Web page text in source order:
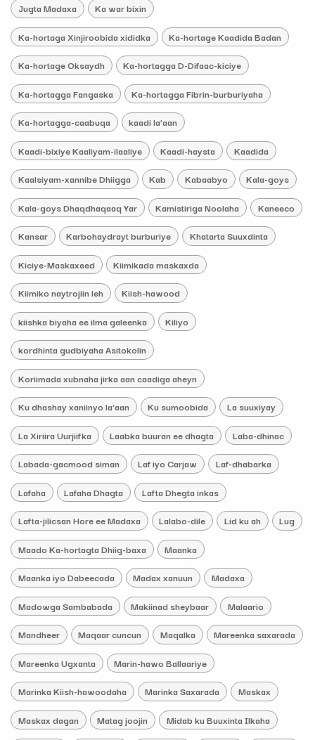
Jugta Madaxa Ka war bixin
Ka-hortaga Xinjiroobida xididka Ka-hortage Kaadida Badan
Ka-hortage Oksaydh Ka-hortagga D-Difaac-kiciye
Ka-hortagga Fangaska Ka-hortagga Fibrin-burburiyaha
Ka-hortagga-caabuqa kaadi la’aan
Kaadi-bixiye Kaaliyam-ilaaliye Kaadi-haysta Kaadida
Kaalsiyam-xannibe Dhiigga Kab Kabaabyo Kala-goys
Kala-goys Dhaqdhaqaaq Yar Kamistiriga Noolaha Kaneeco
Kansar Karbohaydrayt burburiye Khatarta Suuxdinta
Kiciye-Maskaxeed Kiimikada maskaxda
Kiimiko naytrojiin leh Kiish-hawood
kiishka biyaha ee ilma galeenka Kiliyo
kordhinta gudbiyaha Asitokolin
Koriimada xubnaha jirka aan caadiga aheyn
Ku dhashay xaniinyo la'aan Ku sumoobida La suuxiyay
La Xiriira Uurjiifka Laabka buuran ee dhagta Laba-dhinac
Labada-gacmood siman Laf iyo Carjaw Laf-dhabarka
Lafaha Lafaha Dhagta Lafta Dhegta inkas
Lafta-jilicsan Hore ee Madaxa Lalabo-dile Lid ku ah Lug
Maado Ka-hortagta Dhiig-baxa Maanka
Maanka iyo Dabeecada Madax xanuun Madaxa
Madowga Sambabada Makiinad sheybaar Malaario
Mandheer Maqaar cuncun Maqalka Mareenka saxarada
Mareenka Ugxanta Marin-hawo Ballaariye
Marinka Kiish-hawoodaha Marinka Saxarada Maskax
Maskax dagan Matag joojin Midab ku Buuxinta Ilkaha